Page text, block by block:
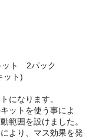
ット 2パック
ット)
になります。
ットを使う事によ
範囲を設けました。
より、マス効果を発